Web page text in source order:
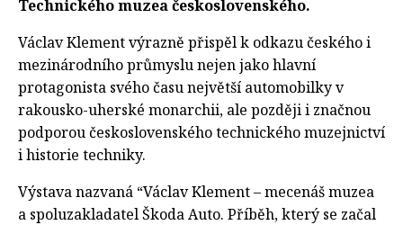
Technického muzea československého.
Václav Klement výrazně přispěl k odkazu českého i
mezinárodního průmyslu nejen jako hlavní
protagonista svého času největší automobilky v
rakousko-uherské monarchii, ale později i značnou
podporou československého technického muzejnictví
i historie techniky.
Výstava nazvaná “Václav Klement – mecenáš muzea
a spoluzakladatel Škoda Auto. Příběh, který se začal